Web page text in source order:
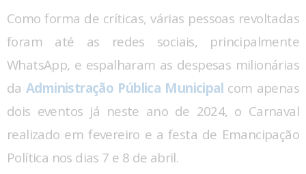
Como forma de críticas, várias pessoas revoltadas
foram até as redes sociais, principalmente
WhatsApp, e espalharam as despesas milionárias
da Administração Pública Municipal com apenas
dois eventos já neste ano de 2024, o Carnaval
realizado em fevereiro e a festa de Emancipação
Política nos dias 7 e 8 de abril.